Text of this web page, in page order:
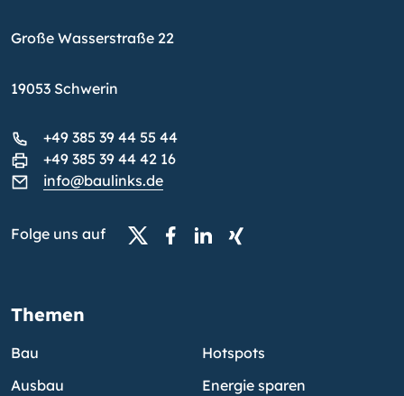
Große Wasserstraße 22
19053 Schwerin
+49 385 39 44 55 44
+49 385 39 44 42 16
info@baulinks.de
Folge uns auf
Themen
Bau
Ausbau
Hotspots
Energie sparen